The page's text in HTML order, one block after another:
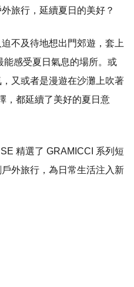
旅行，延續夏日的美好？
不及待地想出門郊遊，套上
能感受夏日氣息的場所。或
又或者是漫遊在沙灘上吹著
，都延續了美好的夏日意
精選了 GRAMICCI 系列短
外旅行，為日常生活注入新